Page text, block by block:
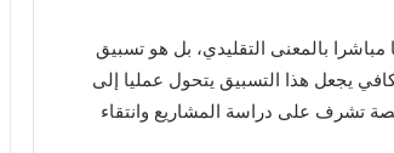
بالمعنى التقليدي، بل هو تسبيق
يجعل هذا التسبيق يتحول عمليا إلى
تشرف على دراسة المشاريع وانتقاء